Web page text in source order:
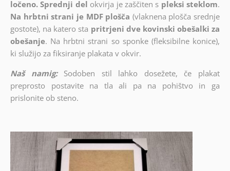
ločeno. Sprednji del okvirja je zaščiten s pleksi steklom.
Na hrbtni strani je MDF plošča (vlaknena plošča srednje
gostote), na katero sta pritrjeni dve kovinski obešalki za
obešanje. Na hrbtni strani so sponke (fleksibilne konice),
ki služijo za fiksiranje plakata v okvir.
Naš namig:
Sodoben stil lahko dosežete, če plakat
preprosto postavite na tla ali pa na pohištvo in ga
prislonite ob steno.